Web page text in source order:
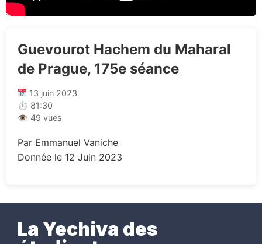
Guevourot Hachem du Maharal
de Prague, 175e séance
13 juin 2023
⏱ 81:30
👁 49 vues
Par Emmanuel Vaniche
Donnée le 12 Juin 2023
La Yechiva des